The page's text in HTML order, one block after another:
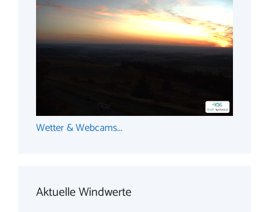
Wetter & Webcams...
Aktuelle Windwerte